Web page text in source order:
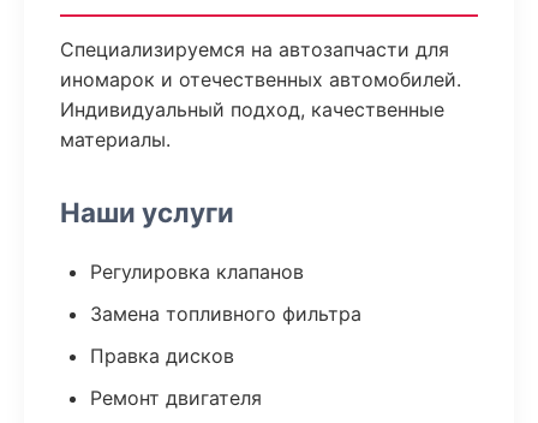
Специализируемся на автозапчасти для
иномарок и отечественных автомобилей.
Индивидуальный подход, качественные
материалы.
Наши услуги
Регулировка клапанов
Замена топливного фильтра
Правка дисков
Ремонт двигателя